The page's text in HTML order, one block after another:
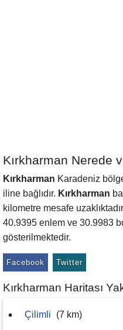
Kırkharman Nerede
Kırkharman Karadeniz
iline bağlıdır. Kırkharman
kilometre mesafe
40.9395 enlem ve 30.9983
gösterilmektedir.
Facebook Twitter
Kırkharman Haritası
Çilimli (7 km)